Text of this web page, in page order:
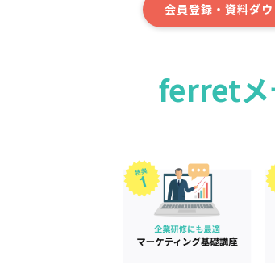
会員登録・資料ダ
ferretメ